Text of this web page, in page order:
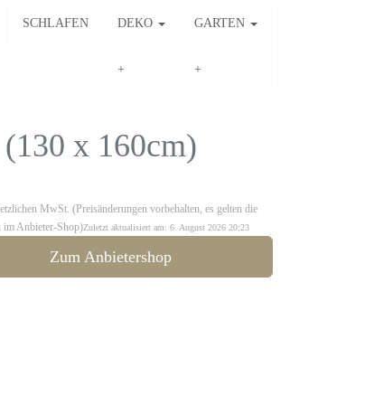
SCHLAFEN DEKO GARTEN
x 160cm)
MwSt. (Preisänderungen vorbehalten, es gelten die
Anbieter-Shop)Zuletzt aktualisiert am: 6. August 2026 20:23
Zum Anbietershop